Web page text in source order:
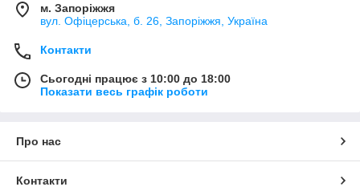
м. Запоріжжя
вул. Офіцерська, б. 26, Запоріжжя, Україна
Контакти
Сьогодні працює з 10:00 до 18:00
Показати весь графік роботи
Про нас
Контакти